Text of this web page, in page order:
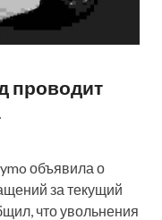
проводит
объявила о
за текущий
что увольнения